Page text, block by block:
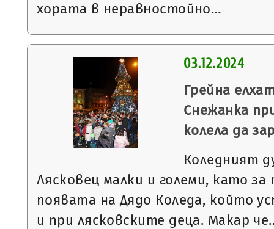
хората в неравностойно…
03.12.2024
Грейна
Снежанка
колела да
Коледният
Лясковец малки и големи, като
появата на Дядо Коледа, който
и при лясковските деца. Макар